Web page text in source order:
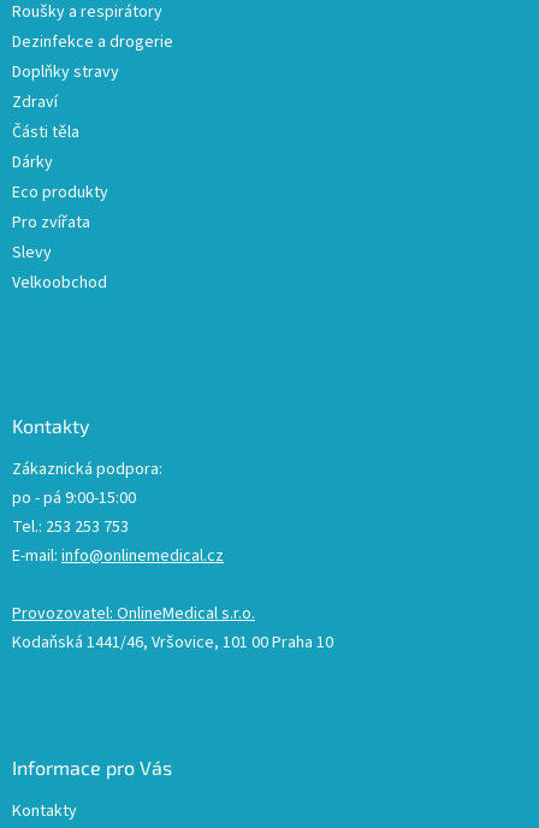
Roušky a respirátory
Dezinfekce a drogerie
Doplňky stravy
Zdraví
Části těla
Dárky
Eco produkty
Pro zvířata
Slevy
Velkoobchod
Kontakty
Zákaznická podpora:
po - pá 9:00-15:00
Tel.: 253 253 753
E-mail: info@onlinemedical.cz
Provozovatel: OnlineMedical s.r.o.
Kodaňská 1441/46, Vršovice, 101 00 Praha 10
Informace pro Vás
Kontakty